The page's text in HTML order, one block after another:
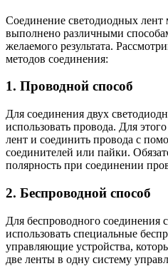
Соединение светодиодных
выполнено различными
желаемого результата.
методов соединения:
1. Проводной способ
Для соединения двух
использовать провода. Для
лент и соединить провода с
соединителей или пайки.
полярность при соединении
2. Беспроводной способ
Для беспроводного соединения
использовать специальные
управляющие устройства,
две ленты в одну систему